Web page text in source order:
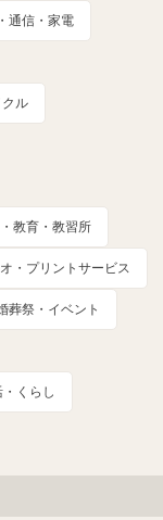
通信・家電
クル
教育・教習所
・プリントサービス
葬祭・イベント
くらし